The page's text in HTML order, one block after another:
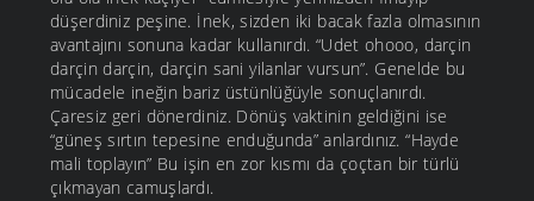
düşerdiniz peşine. İnek, sizden iki bacak fazla olmasının
avantajını sonuna kadar kullanırdı. “Udet ohooo, darçin
darçin darçin, darçin sani yilanlar vursun”. Genelde bu
mücadele ineğin bariz üstünlüğüyle sonuçlanırdı.
Çaresiz geri dönerdiniz. Dönüş vaktinin geldiğini ise
“güneş sırtın tepesine enduğunda” anlardınız. “Hayde
mali toplayın” Bu işin en zor kısmı da çoçtan bir türlü
çıkmayan camuşlardı.